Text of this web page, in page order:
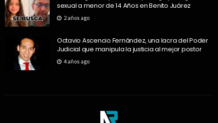
sexual a menor de 14 Años en Benito Juárez
2 años ago
Octavio Ascencio Fernández, una lacra del Poder
Judicial que manipula la justicia al mejor postor
4 años ago